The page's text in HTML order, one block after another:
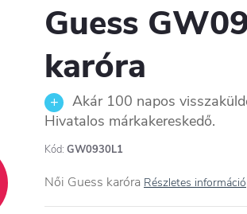
Guess
karóra
Akár 100 napos
Hivatalos márkakereskedő.
Kód: GW0930L1
Női Guess karóra Részletes információ